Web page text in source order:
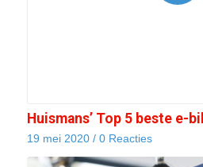
Huismans’ Top 5 beste e-
19 mei 2020 / 0 Reacties